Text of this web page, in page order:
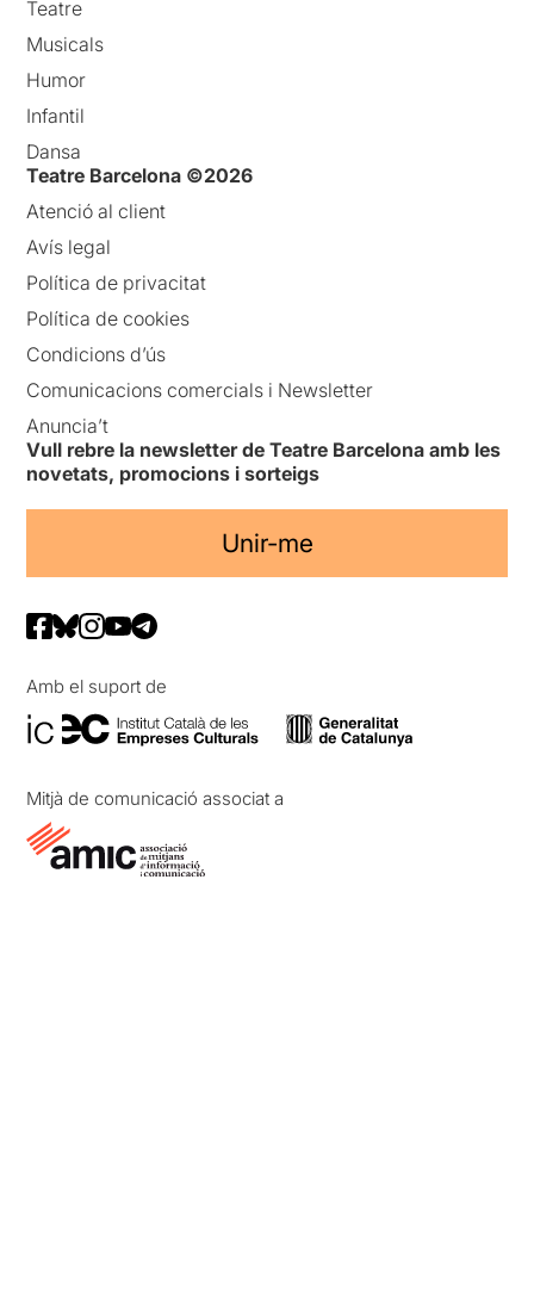
Teatre
Musicals
Humor
Infantil
Dansa
Teatre Barcelona ©2026
Atenció al client
Avís legal
Política de privacitat
Política de cookies
Condicions d’ús
Comunicacions comercials i Newsletter
Anuncia’t
Vull rebre la newsletter de Teatre Barcelona amb les
novetats, promocions i sorteigs
Unir-me
Amb el suport de
Mitjà de comunicació associat a